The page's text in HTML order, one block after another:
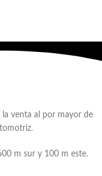
la venta al por mayor de
m sur y 100 m este.